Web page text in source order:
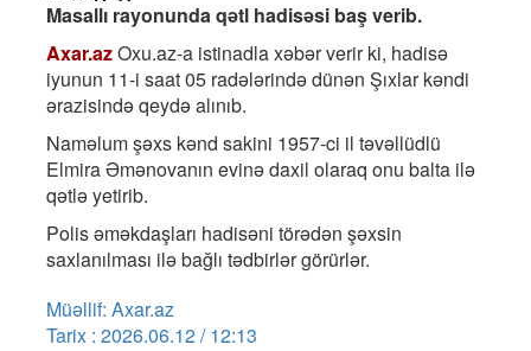
Masallı rayonunda qətl hadisəsi baş verib.
Axar.azOxu.az-a istinadla xəbər verir ki, hadisə
iyunun 11-i saat 05 radələrində dünən Şıxlar kəndi
ərazisində qeydə alınıb.
Naməlum şəxs kənd sakini 1957-ci il təvəllüdlü
Elmira Əmənovanın evinə daxil olaraq onu balta ilə
qətlə yetirib.
Polis əməkdaşları hadisəni törədən şəxsin
saxlanılması ilə bağlı tədbirlər görürlər.
Müəllif: Axar.az
Tarix : 2026.06.12 / 12:13